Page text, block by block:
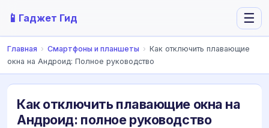
📱 Гаджет Гид ☰
Главная › Смартфоны и планшеты › Как отключить плавающие
окна на Андроид: Полное руководство
Как отключить плавающие окна на
Андроид: полное руководство